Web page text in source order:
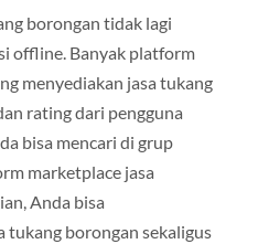
borongan tidak lagi
offline. Banyak platform
menyediakan jasa tukang
rating dari pengguna
bisa mencari di grup
marketplace jasa
Anda bisa
tukang borongan sekaligus